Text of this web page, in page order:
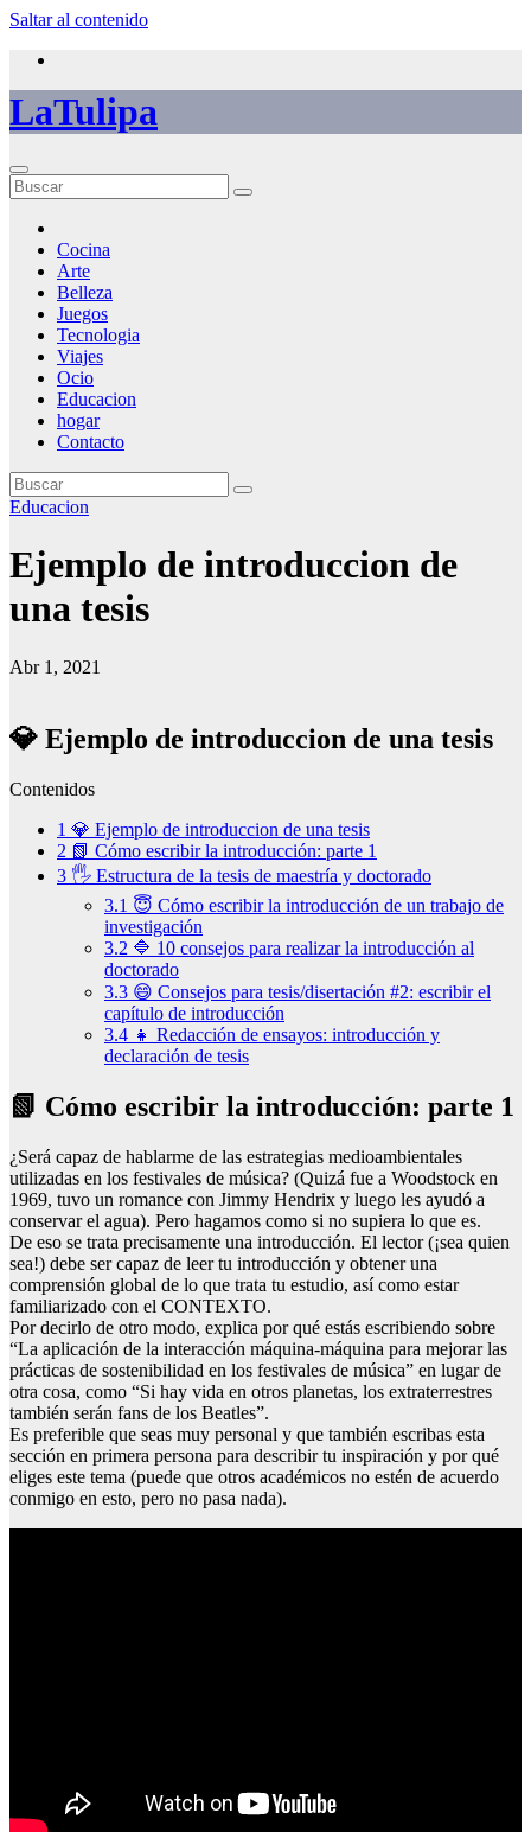
Saltar al contenido
LaTulipa
Cocina
Arte
Belleza
Juegos
Tecnologia
Viajes
Ocio
Educacion
hogar
Contacto
Educacion
Ejemplo de introduccion de
una tesis
Abr 1, 2021
💎 Ejemplo de introduccion de una tesis
Contenidos
1 💎 Ejemplo de introduccion de una tesis
2 📗 Cómo escribir la introducción: parte 1
3 🖐 Estructura de la tesis de maestría y doctorado
3.1 😇 Cómo escribir la introducción de un trabajo de
investigación
3.2 🔷 10 consejos para realizar la introducción al
doctorado
3.3 😄 Consejos para tesis/disertación #2: escribir el
capítulo de introducción
3.4 👧 Redacción de ensayos: introducción y
declaración de tesis
📗 Cómo escribir la introducción: parte 1
¿Será capaz de hablarme de las estrategias medioambientales
utilizadas en los festivales de música? (Quizá fue a Woodstock en
1969, tuvo un romance con Jimmy Hendrix y luego les ayudó a
conservar el agua). Pero hagamos como si no supiera lo que es.
De eso se trata precisamente una introducción. El lector (¡sea quien
sea!) debe ser capaz de leer tu introducción y obtener una
comprensión global de lo que trata tu estudio, así como estar
familiarizado con el CONTEXTO.
Por decirlo de otro modo, explica por qué estás escribiendo sobre
“La aplicación de la interacción máquina-máquina para mejorar las
prácticas de sostenibilidad en los festivales de música” en lugar de
otra cosa, como “Si hay vida en otros planetas, los extraterrestres
también serán fans de los Beatles”.
Es preferible que seas muy personal y que también escribas esta
sección en primera persona para describir tu inspiración y por qué
eliges este tema (puede que otros académicos no estén de acuerdo
conmigo en esto, pero no pasa nada).